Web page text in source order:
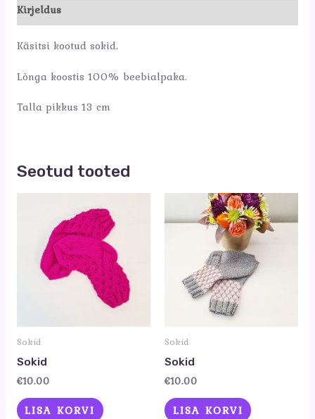
Kirjeldus
Käsitsi kootud sokid.
Lõnga koostis 100% beebialpaka.
Talla pikkus 13 cm
Seotud tooted
Sokid
Sokid
€10.00
LISA KORVI
Sokid
Sokid
€10.00
LISA KORVI